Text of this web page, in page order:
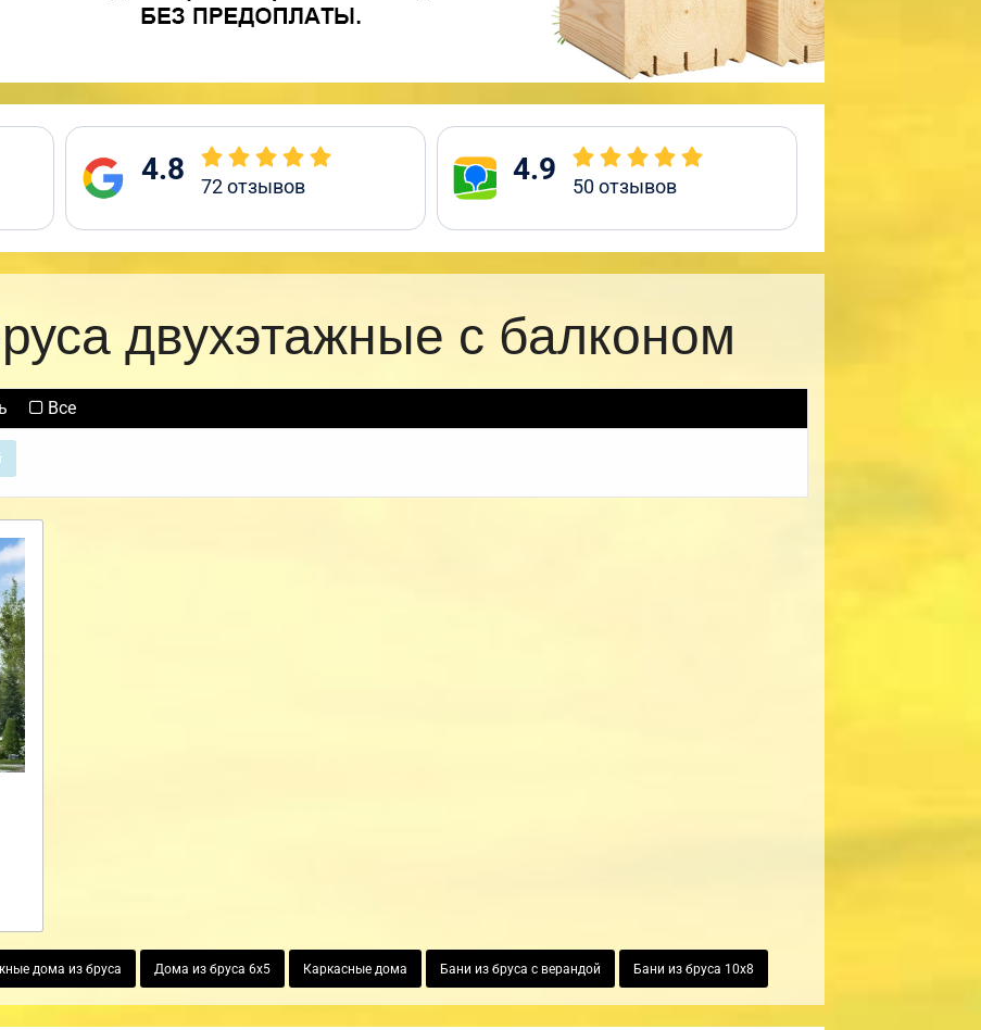
4.8 72отзывов 4.9 50отзывов
двухэтажные с балконом
Все
дома из бруса Дома из бруса 6х5 Каркасные дома Бани из бруса с верандой Бани из бруса 10х8